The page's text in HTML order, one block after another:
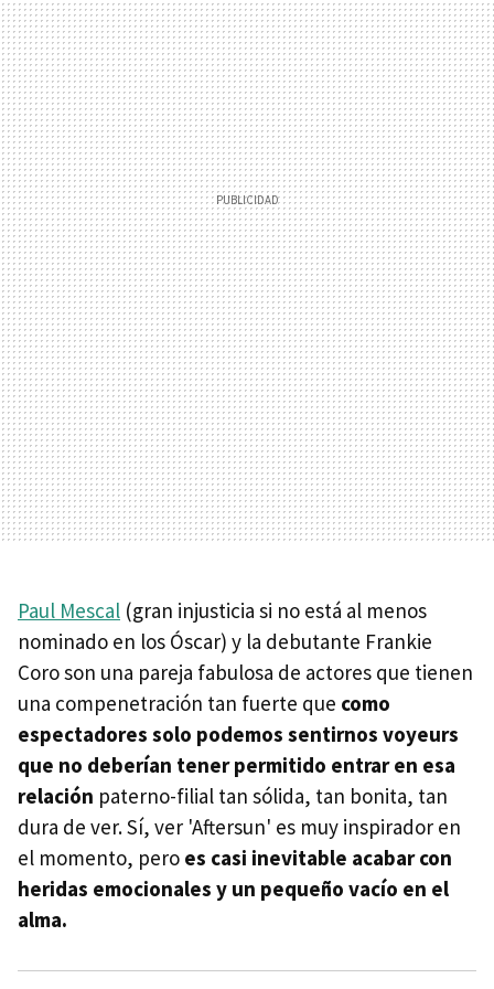
Paul Mescal (gran injusticia si no está al menos
nominado en los Óscar) y la debutante Frankie
Coro son una pareja fabulosa de actores que tienen
una compenetración tan fuerte que como
espectadores solo podemos sentirnos voyeurs
que no deberían tener permitido entrar en esa
relación paterno-filial tan sólida, tan bonita, tan
dura de ver. Sí, ver 'Aftersun' es muy inspirador en
el momento, pero es casi inevitable acabar con
heridas emocionales y un pequeño vacío en el
alma.